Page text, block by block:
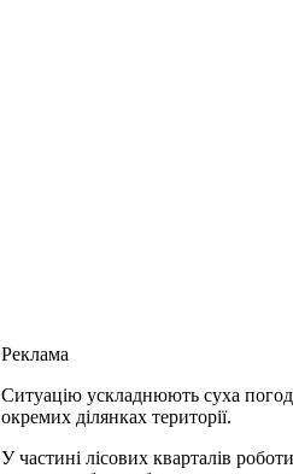
Реклама
Ситуацію ускладнюють суха
окремих ділянках території.
У частині лісових кварталів